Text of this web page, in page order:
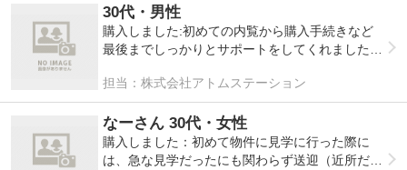
さり、こちらに相談して良かったです。
気になった:特にありません。
30代・男性
購入しました:初めての内覧から購入手続きなど
最後までしっかりとサポートをしてくれました！
アトムステーションさんを紹介したいです！あり
がとうごさまいました。
2019年08月回答
担当：株式会社アトムステーション
なーさん 30代・女性
購入しました：初めて物件に見学に行った際に
は、急な見学だったにも関わらず送迎（近所だっ